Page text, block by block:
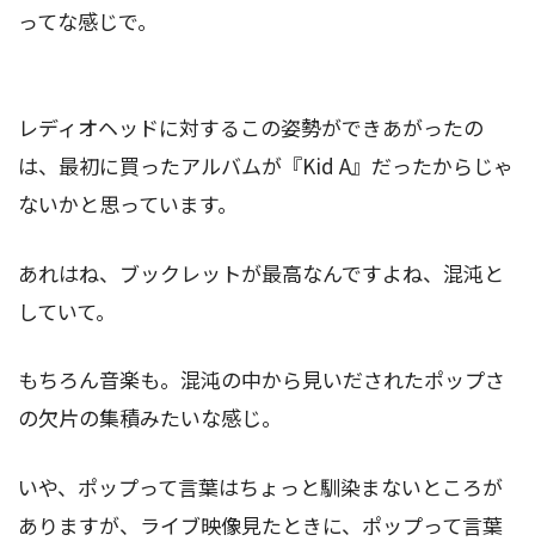
ってな感じで。
レディオヘッドに対するこの姿勢ができあがったの
は、最初に買ったアルバムが『Kid A』だったからじゃ
ないかと思っています。
あれはね、ブックレットが最高なんですよね、混沌と
していて。
もちろん音楽も。混沌の中から見いだされたポップさ
の欠片の集積みたいな感じ。
いや、ポップって言葉はちょっと馴染まないところが
ありますが、ライブ映像見たときに、ポップって言葉